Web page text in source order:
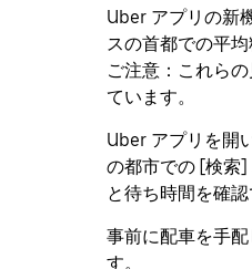
Uber アプリの新
スの首都での平
ご注意：これら
ています。
Uber アプリを開
の都市での [検索]
と待ち時間を確認
事前に配車を手
す。